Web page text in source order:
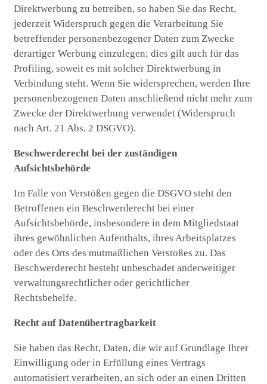
Direktwerbung zu betreiben, so haben Sie das Recht,
jederzeit Widerspruch gegen die Verarbeitung Sie
betreffender personenbezogener Daten zum Zwecke
derartiger Werbung einzulegen; dies gilt auch für das
Profiling, soweit es mit solcher Direktwerbung in
Verbindung steht. Wenn Sie widersprechen, werden Ihre
personenbezogenen Daten anschließend nicht mehr zum
Zwecke der Direktwerbung verwendet (Widerspruch
nach Art. 21 Abs. 2 DSGVO).
Beschwerderecht bei der zuständigen
Aufsichtsbehörde
Im Falle von Verstößen gegen die DSGVO steht den
Betroffenen ein Beschwerderecht bei einer
Aufsichtsbehörde, insbesondere in dem Mitgliedstaat
ihres gewöhnlichen Aufenthalts, ihres Arbeitsplatzes
oder des Orts des mutmaßlichen Verstoßes zu. Das
Beschwerderecht besteht unbeschadet anderweitiger
verwaltungsrechtlicher oder gerichtlicher
Rechtsbehelfe.
Recht auf Datenübertragbarkeit
Sie haben das Recht, Daten, die wir auf Grundlage Ihrer
Einwilligung oder in Erfüllung eines Vertrags
automatisiert verarbeiten, an sich oder an einen Dritten